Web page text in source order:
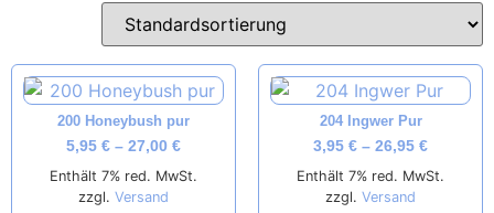
200 Honeybush pur
5,95 € – 27,00 €
Enthält 7% red. MwSt.
zzgl. Versand
204 Ingwer Pur
3,95 € – 26,95 €
Enthält 7% red. MwSt.
zzgl. Versand